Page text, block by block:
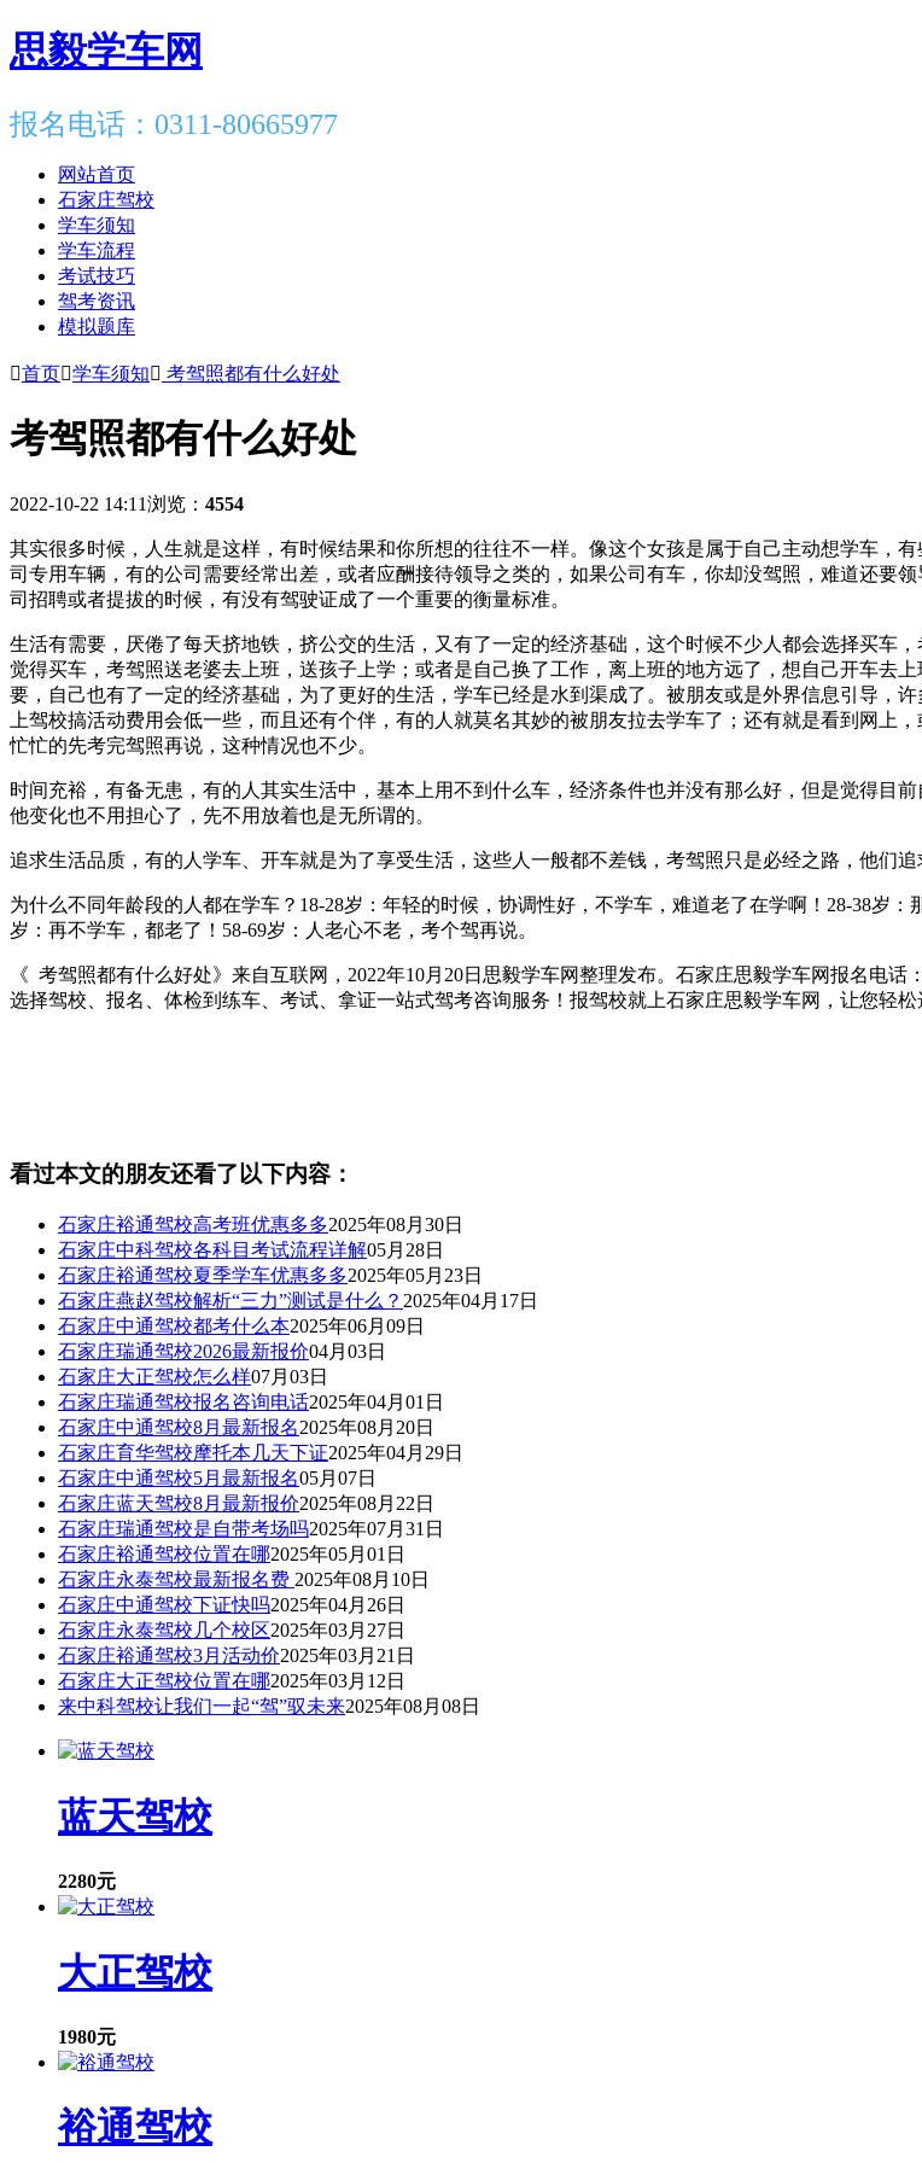
思毅学车网
报名电话：0311-80665977
网站首页
石家庄驾校
学车须知
学车流程
考试技巧
驾考资讯
模拟题库
首页学车须知 考驾照都有什么好处
考驾照都有什么好处
2022-10-22 14:11浏览： 4554
其实很多时候，人生就是这样，有时候结果和你所想的往往不一样。像这个女孩是属于自己主动想学车，
司专用车辆，有的公司需要经常出差，或者应酬接待领导之类的，如果公司有车，你却没驾照，难道还要
司招聘或者提拔的时候，有没有驾驶证成了一个重要的衡量标准。
生活有需要，厌倦了每天挤地铁，挤公交的生活，又有了一定的经济基础，这个时候不少人都会选择买车
觉得买车，考驾照送老婆去上班，送孩子上学；或者是自己换了工作，离上班的地方远了，想自己开车去
要，自己也有了一定的经济基础，为了更好的生活，学车已经是水到渠成了。被朋友或是外界信息引导，
上驾校搞活动费用会低一些，而且还有个伴，有的人就莫名其妙的被朋友拉去学车了；还有就是看到网上
忙忙的先考完驾照再说，这种情况也不少。
时间充裕，有备无患，有的人其实生活中，基本上用不到什么车，经济条件也并没有那么好，但是觉得目
他变化也不用担心了，先不用放着也是无所谓的。
追求生活品质，有的人学车、开车就是为了享受生活，这些人一般都不差钱，考驾照只是必经之路，他们追
为什么不同年龄段的人都在学车？18-28岁：年轻的时候，协调性好，不学车，难道老了在学啊！28-38岁
岁：再不学车，都老了！58-69岁：人老心不老，考个驾再说。
《 考驾照都有什么好处》来自互联网，2022年10月20日思毅学车网整理发布。石家庄思毅学车网报名电
选择驾校、报名、体检到练车、考试、拿证一站式驾考咨询服务！报驾校就上石家庄思毅学车网，让您轻松
看过本文的朋友还看了以下内容：
石家庄裕通驾校高考班优惠多多2025年08月30日
石家庄中科驾校各科目考试流程详解05月28日
石家庄裕通驾校夏季学车优惠多多2025年05月23日
石家庄燕赵驾校解析“三力”测试是什么？ 2025年04月17日
石家庄中通驾校都考什么本2025年06月09日
石家庄瑞通驾校2026最新报价04月03日
石家庄大正驾校怎么样07月03日
石家庄瑞通驾校报名咨询电话2025年04月01日
石家庄中通驾校8月最新报名2025年08月20日
石家庄育华驾校摩托本几天下证2025年04月29日
石家庄中通驾校5月最新报名05月07日
石家庄蓝天驾校8月最新报价2025年08月22日
石家庄瑞通驾校是自带考场吗2025年07月31日
石家庄裕通驾校位置在哪2025年05月01日
石家庄永泰驾校最新报名费 2025年08月10日
石家庄中通驾校下证快吗2025年04月26日
石家庄永泰驾校几个校区2025年03月27日
石家庄裕通驾校3月活动价2025年03月21日
石家庄大正驾校位置在哪2025年03月12日
来中科驾校让我们一起“驾”驭未来2025年08月08日
蓝天驾校
2280元
大正驾校
1980元
裕通驾校